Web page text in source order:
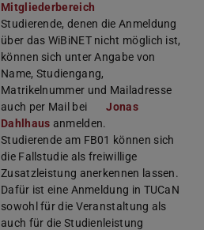
Mitgliederbereich
Studierende, denen die Anmeldung
über das WiBiNET nicht möglich ist,
können sich unter Angabe von
Name, Studiengang,
Matrikelnummer und Mailadresse
auch per Mail bei
Jonas
Dahlhaus anmelden.
Studierende am FB01 können sich
die Fallstudie als freiwillige
Zusatzleistung anerkennen lassen.
Dafür ist eine Anmeldung in TUCaN
sowohl für die Veranstaltung als
auch für die Studienleistung